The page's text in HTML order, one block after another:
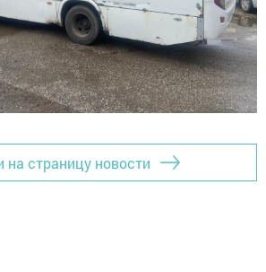
на страницу новости